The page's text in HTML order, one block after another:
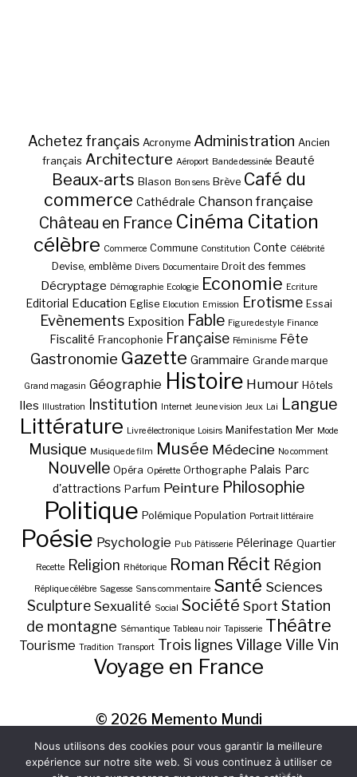
Achetez français Acronyme Administration Ancien
français Architecture Aéroport Bande dessinée Beauté
Beaux-arts Blason Bon sens Brève Café du
commerce Cathédrale Chanson française
Château en France Cinéma Citation
célèbre Commerce Commune Constitution Conte Célébrité
Devise, emblème Divers Documentaire Droit des femmes
Décryptage Démographie Ecologie Economie Ecriture
Editorial Education Eglise Elocution Emission Erotisme Essai
Evènements Exposition Fable Figure de style Finance
Fiscalité Francophonie Française Féminisme Fête
Gastronomie Gazette Grammaire Grande marque
Grand magasin Géographie Histoire Humour Hôtels
Iles Illustration Institution Internet Jeune vision Jeux Lai Langue
Littérature Livre électronique Loisirs Manifestation Mer Mode
Musique Musique de film Musée Médecine No comment
Nouvelle Opéra Opérette Orthographe Palais Parc
d'attractions Parfum Peinture Philosophie
Politique Polémique Population Portrait littéraire
Poésie Psychologie Pub Pâtisserie Pélerinage Quartier
Recette Religion Rhétorique Roman Récit Région
Réplique célèbre Sagesse Sans commentaire Santé Sciences
Sculpture Sexualité Social Société Sport Station
de montagne Sémantique Tableau noir Tapisserie Théâtre
Tourisme Tradition Transport Trois lignes Village Ville Vin
Voyage en France
© 2026 Memento Mundi
Nous utilisons des cookies pour vous garantir la meilleure
expérience sur notre site web. Si vous continuez à utiliser ce